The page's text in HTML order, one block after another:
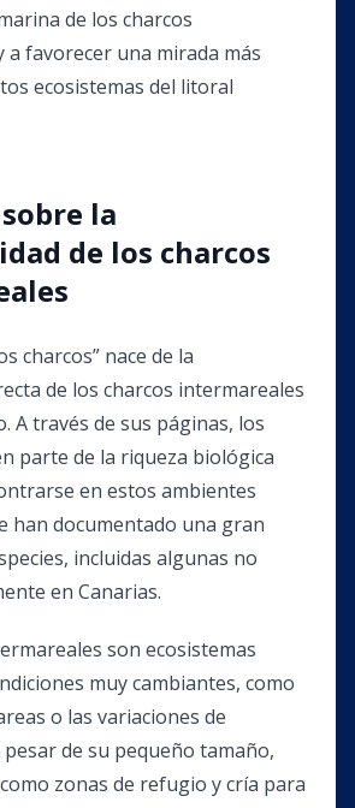
de los charcos
a favorecer una mirada más
ecosistemas del litoral
la
de los charcos
charcos” nace de la
de los charcos intermareales
A través de sus páginas, los
parte de la riqueza biológica
en estos ambientes
han documentado una gran
incluidas algunas no
en Canarias.
son ecosistemas
muy cambiantes, como
o las variaciones de
de su pequeño tamaño,
zonas de refugio y cría para